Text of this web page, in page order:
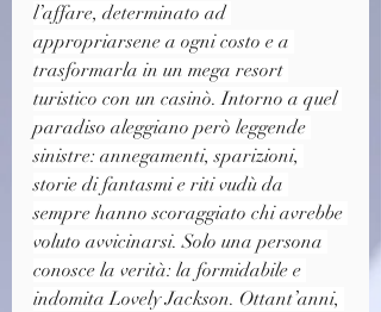
l’affare, determinato ad
appropriarsene a ogni costo e a
trasformarla in un mega resort
turistico con un casinò. Intorno a quel
paradiso aleggiano però leggende
sinistre: annegamenti, sparizioni,
storie di fantasmi e riti vudù da
sempre hanno scoraggiato chi avrebbe
voluto avvicinarsi. Solo una persona
conosce la verità: la formidabile e
indomita Lovely Jackson. Ottant’anni,